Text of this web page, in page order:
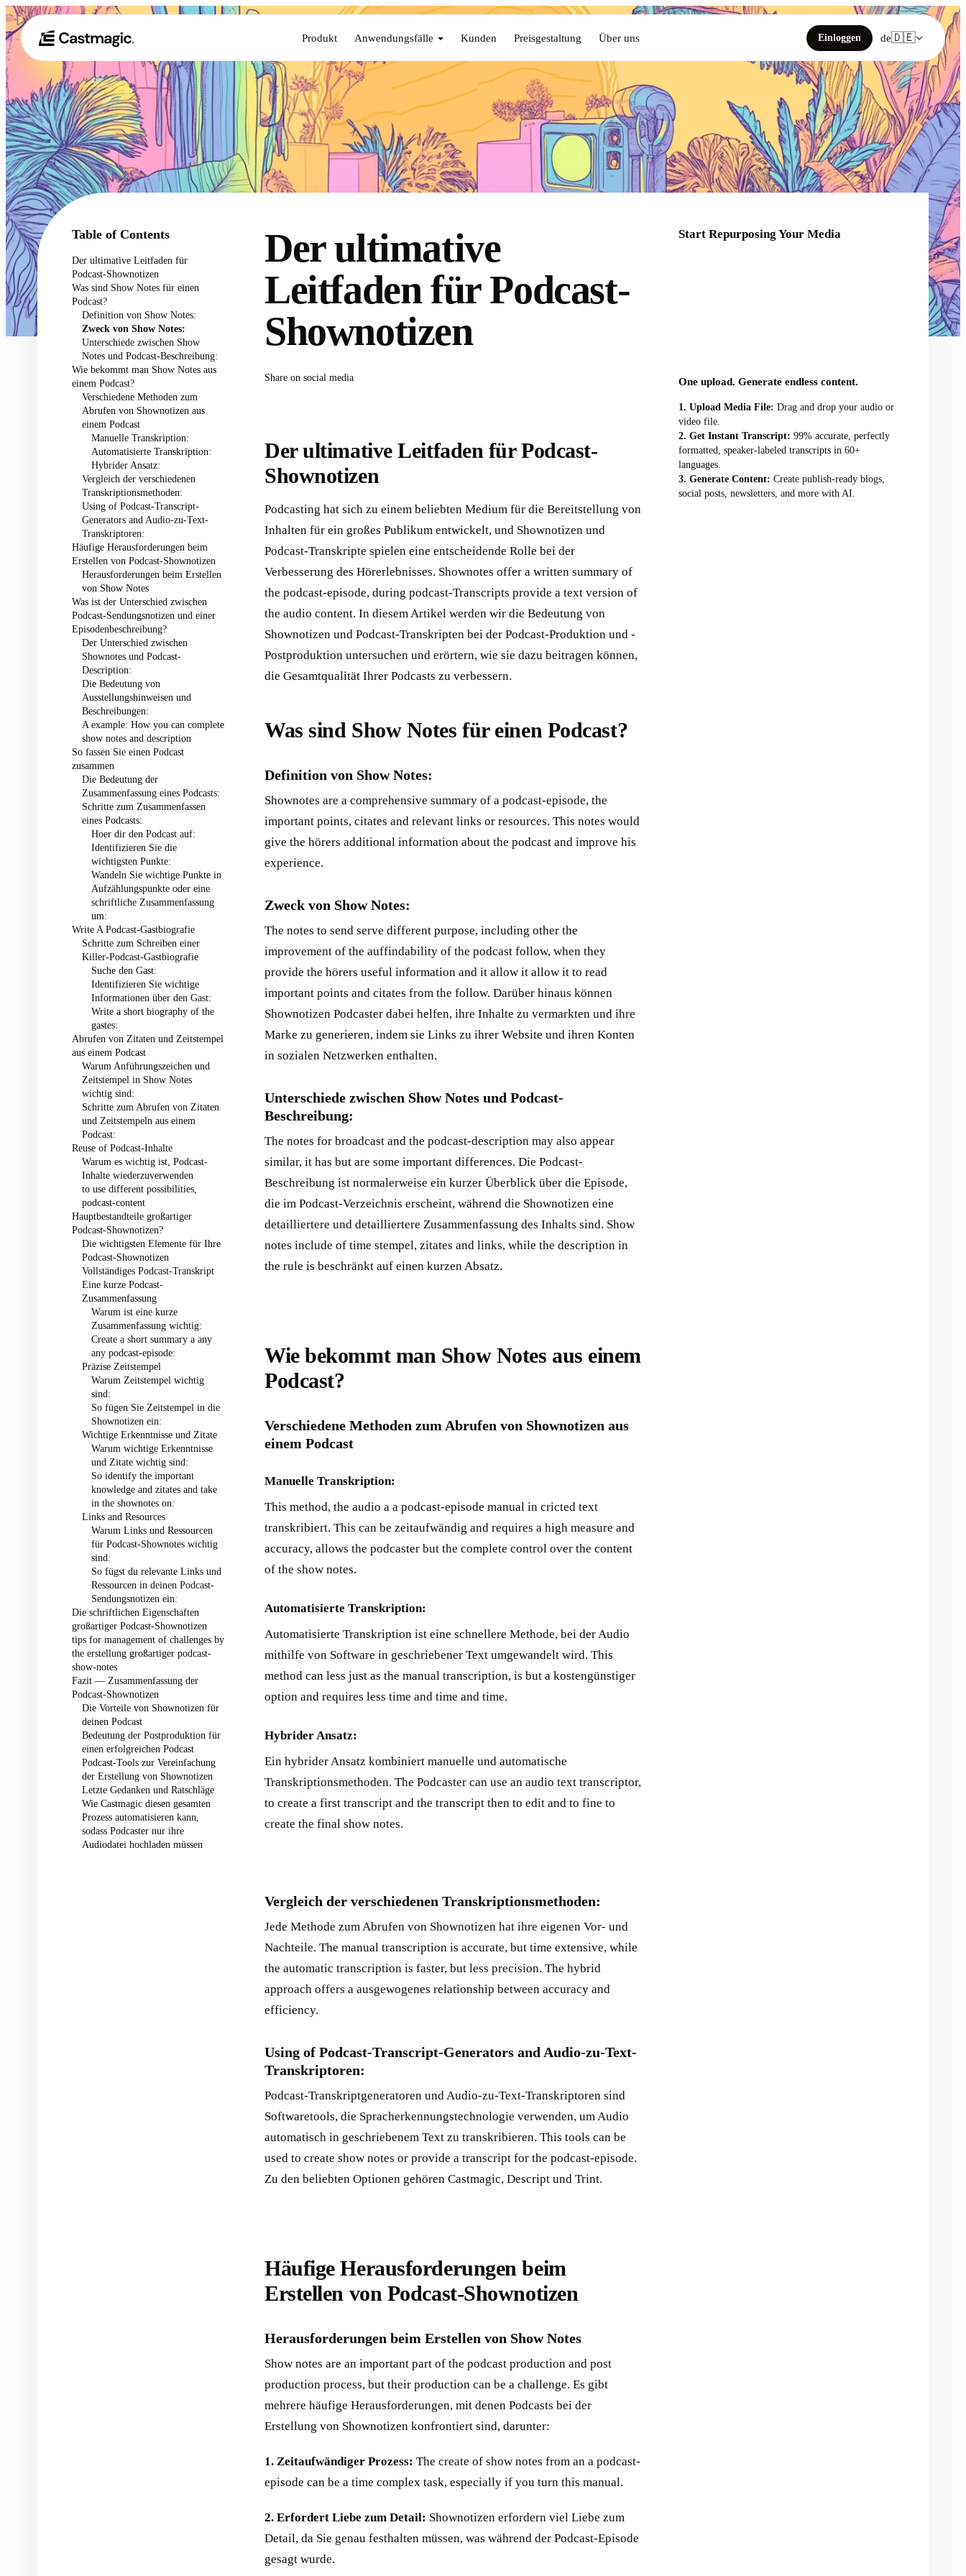
Produkt Anwendungsfälle Kunden Preisgestaltung Über uns Einloggen de🇩🇪
Table of Contents
Der ultimative Leitfaden für
Podcast-Shownotizen ‍
Was sind Show Notes für einen
Podcast? ‍
Definition von Show Notes:
Zweck von Show Notes:
Unterschiede zwischen Show
Notes und Podcast-Beschreibung:
Wie bekommt man Show Notes aus
einem Podcast? ‍
Verschiedene Methoden zum
Abrufen von Shownotizen aus
einem Podcast ‍
Manuelle Transkription:
Automatisierte Transkription:
Hybrider Ansatz:
Vergleich der verschiedenen
Transkriptionsmethoden:
Using of Podcast-Transcript-
Generators and Audio-zu-Text-
Transkriptoren:
Häufige Herausforderungen beim
Erstellen von Podcast-Shownotizen ‍
Herausforderungen beim Erstellen
von Show Notes
Was ist der Unterschied zwischen
Podcast-Sendungsnotizen und einer
Episodenbeschreibung? ‍
Der Unterschied zwischen
Shownotes und Podcast-
Description: ‍
Die Bedeutung von
Ausstellungshinweisen und
Beschreibungen: ‍
A example: How you can complete
show notes and description ‍
So fassen Sie einen Podcast
zusammen ‍
Die Bedeutung der
Zusammenfassung eines Podcasts: ‍
Schritte zum Zusammenfassen
eines Podcasts: ‍
Hoer dir den Podcast auf:
Identifizieren Sie die
wichtigsten Punkte:
Wandeln Sie wichtige Punkte in
Aufzählungspunkte oder eine
schriftliche Zusammenfassung
um:
Write A Podcast-Gastbiografie ‍
Schritte zum Schreiben einer
Killer-Podcast-Gastbiografie ‍
Suche den Gast:
Identifizieren Sie wichtige
Informationen über den Gast:
Write a short biography of the
gastes:
Abrufen von Zitaten und Zeitstempel
aus einem Podcast ‍
Warum Anführungszeichen und
Zeitstempel in Show Notes
wichtig sind:
Schritte zum Abrufen von Zitaten
und Zeitstempeln aus einem
Podcast: ‍
Reuse of Podcast-Inhalte ‍
Warum es wichtig ist, Podcast-
Inhalte wiederzuverwenden
to use different possibilities,
podcast-content ‍
Hauptbestandteile großartiger
Podcast-Shownotizen?
Die wichtigsten Elemente für Ihre
Podcast-Shownotizen
Vollständiges Podcast-Transkript
Eine kurze Podcast-
Zusammenfassung ‍
Warum ist eine kurze
Zusammenfassung wichtig:
Create a short summary a any
any podcast-episode:
Präzise Zeitstempel ‍
Warum Zeitstempel wichtig
sind:
So fügen Sie Zeitstempel in die
Shownotizen ein:
Wichtige Erkenntnisse und Zitate ‍
Warum wichtige Erkenntnisse
und Zitate wichtig sind:
So identify the important
knowledge and zitates and take
in the shownotes on:
Links and Resources ‍
Warum Links und Ressourcen
für Podcast-Shownotes wichtig
sind:
So fügst du relevante Links und
Ressourcen in deinen Podcast-
Sendungsnotizen ein:
Die schriftlichen Eigenschaften
großartiger Podcast-Shownotizen ‍
tips for management of challenges by
the erstellung großartiger podcast-
show-notes ‍
Fazit — Zusammenfassung der
Podcast-Shownotizen ‍
Die Vorteile von Shownotizen für
deinen Podcast ‍
Bedeutung der Postproduktion für
einen erfolgreichen Podcast ‍
Podcast-Tools zur Vereinfachung
der Erstellung von Shownotizen ‍
Letzte Gedanken und Ratschläge ‍
Wie Castmagic diesen gesamten
Prozess automatisieren kann,
sodass Podcaster nur ihre
Audiodatei hochladen müssen ‍
Der ultimative
Leitfaden für Podcast-
Shownotizen
Share on social media
Der ultimative Leitfaden für Podcast-
Shownotizen ‍
Podcasting hat sich zu einem beliebten Medium für die Bereitstellung von
Inhalten für ein großes Publikum entwickelt, und Shownotizen und
Podcast-Transkripte spielen eine entscheidende Rolle bei der
Verbesserung des Hörerlebnisses. Shownotes offer a written summary of
the podcast-episode, during podcast-Transcripts provide a text version of
the audio content. In diesem Artikel werden wir die Bedeutung von
Shownotizen und Podcast-Transkripten bei der Podcast-Produktion und -
Postproduktion untersuchen und erörtern, wie sie dazu beitragen können,
die Gesamtqualität Ihrer Podcasts zu verbessern. ‍
Was sind Show Notes für einen Podcast? ‍
Definition von Show Notes:
Shownotes are a comprehensive summary of a podcast-episode, the
important points, citates and relevant links or resources. This notes would
give the hörers additional information about the podcast and improve his
experience.
Zweck von Show Notes:
The notes to send serve different purpose, including other the
improvement of the auffindability of the podcast follow, when they
provide the hörers useful information and it allow it allow it to read
important points and citates from the follow. Darüber hinaus können
Shownotizen Podcaster dabei helfen, ihre Inhalte zu vermarkten und ihre
Marke zu generieren, indem sie Links zu ihrer Website und ihren Konten
in sozialen Netzwerken enthalten.
Unterschiede zwischen Show Notes und Podcast-
Beschreibung:
The notes for broadcast and the podcast-description may also appear
similar, it has but are some important differences. Die Podcast-
Beschreibung ist normalerweise ein kurzer Überblick über die Episode,
die im Podcast-Verzeichnis erscheint, während die Shownotizen eine
detailliertere und detailliertere Zusammenfassung des Inhalts sind. Show
notes include of time stempel, zitates and links, while the description in
the rule is beschränkt auf einen kurzen Absatz.
Wie bekommt man Show Notes aus einem
Podcast? ‍
Verschiedene Methoden zum Abrufen von Shownotizen aus
einem Podcast ‍
Manuelle Transkription:
This method, the audio a a podcast-episode manual in cricted text
transkribiert. This can be zeitaufwändig and requires a high measure and
accuracy, allows the podcaster but the complete control over the content
of the show notes. ‍
Automatisierte Transkription:
Automatisierte Transkription ist eine schnellere Methode, bei der Audio
mithilfe von Software in geschriebener Text umgewandelt wird. This
method can less just as the manual transcription, is but a kostengünstiger
option and requires less time and time and time. ‍
Hybrider Ansatz:
Ein hybrider Ansatz kombiniert manuelle und automatische
Transkriptionsmethoden. The Podcaster can use an audio text transcriptor,
to create a first transcript and the transcript then to edit and to fine to
create the final show notes.
Vergleich der verschiedenen Transkriptionsmethoden:
Jede Methode zum Abrufen von Shownotizen hat ihre eigenen Vor- und
Nachteile. The manual transcription is accurate, but time extensive, while
the automatic transcription is faster, but less precision. The hybrid
approach offers a ausgewogenes relationship between accuracy and
efficiency. ‍
Using of Podcast-Transcript-Generators and Audio-zu-Text-
Transkriptoren:
Podcast-Transkriptgeneratoren und Audio-zu-Text-Transkriptoren sind
Softwaretools, die Spracherkennungstechnologie verwenden, um Audio
automatisch in geschriebenem Text zu transkribieren. This tools can be
used to create show notes or provide a transcript for the podcast-episode.
Zu den beliebten Optionen gehören Castmagic, Descript und Trint.
Häufige Herausforderungen beim
Erstellen von Podcast-Shownotizen ‍
Herausforderungen beim Erstellen von Show Notes
Show notes are an important part of the podcast production and post
production process, but their production can be a challenge. Es gibt
mehrere häufige Herausforderungen, mit denen Podcasts bei der
Erstellung von Shownotizen konfrontiert sind, darunter:
1. Zeitaufwändiger Prozess: The create of show notes from an a podcast-
episode can be a time complex task, especially if you turn this manual.
2. Erfordert Liebe zum Detail: Shownotizen erfordern viel Liebe zum
Detail, da Sie genau festhalten müssen, was während der Podcast-Episode
gesagt wurde.
Start Repurposing Your Media
One upload. Generate endless content.
Upload Media File: Drag and drop your audio or
video file.
Get Instant Transcript: 99% accurate, perfectly
formatted, speaker-labeled transcripts in 60+
languages.
Generate Content: Create publish-ready blogs,
social posts, newsletters, and more with AI.